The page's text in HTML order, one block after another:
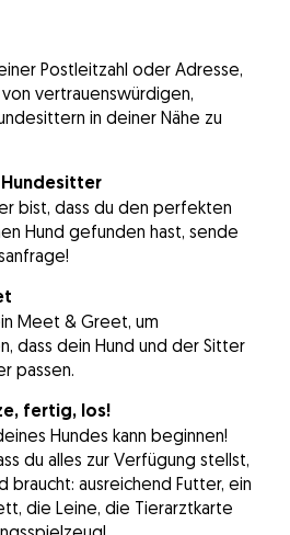
Postleitzahl oder Adresse,
vertrauenswürdigen,
in deiner Nähe zu
Hundesitter
bist, dass du den perfekten
Hund gefunden hast, sende
Meet & Greet, um
dass dein Hund und der Sitter
passen.
fertig, los!
Hundes kann beginnen!
du alles zur Verfügung stellst,
braucht: ausreichend Futter, ein
die Leine, die Tierarztkarte